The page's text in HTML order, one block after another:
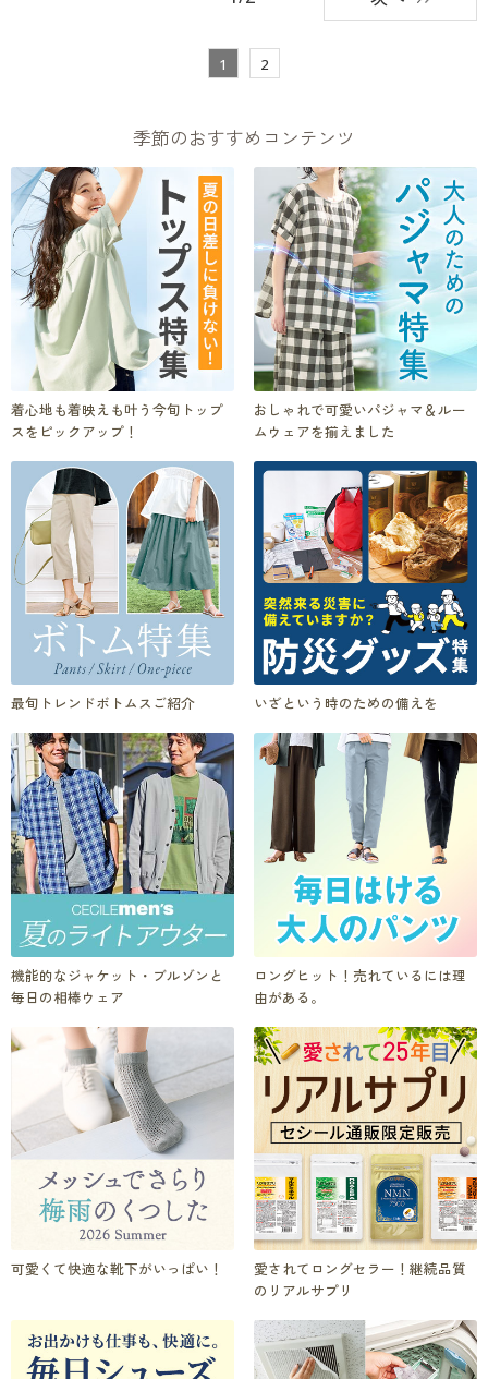
1 2
季節のおすすめコンテンツ
着心地も着映えも叶う今旬トップ
スをピックアップ！
おしゃれで可愛いパジャマ＆ルー
ムウェアを揃えました
最旬トレンドボトムスご紹介 いざという時のための備えを
機能的なジャケット・ブルゾンと
毎日の相棒ウェア
ロングヒット！売れているには理
由がある。
可愛くて快適な靴下がいっぱい！
愛されてロングセラー！継続品質
のリアルサプリ